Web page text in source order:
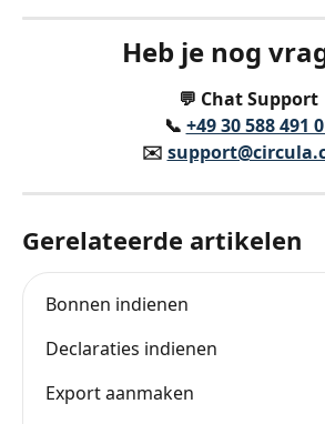
Heb je nog
💬 Chat Support
📞 +49 30 588 491
✉️️
Gerelateerde artikelen
Bonnen indienen
Declaraties indienen
Export aanmaken